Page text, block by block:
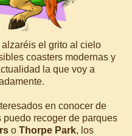
alzaréis el grito al cielo
coasters modernas y
la que voy a
en conocer de
recoger de parques
o Thorpe Park, los